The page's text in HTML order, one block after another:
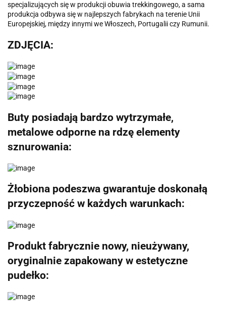
specjalizujących się w produkcji obuwia trekkingowego, a sama
produkcja odbywa się w najlepszych fabrykach na terenie Unii
Europejskiej, między innymi we Włoszech, Portugalii czy Rumunii.
ZDJĘCIA:
Buty posiadają bardzo wytrzymałe,
metalowe odporne na rdzę elementy
sznurowania:
Żłobiona podeszwa gwarantuje doskonałą
przyczepność w każdych warunkach:
Produkt fabrycznie nowy, nieużywany,
oryginalnie zapakowany w estetyczne
pudełko: